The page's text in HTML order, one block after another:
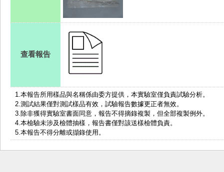
查看報告
1.本報告所用樣品與名稱係由委方提供，本實驗室僅負責試驗分析。
2.測試結果僅對測試樣品有效，試驗報告數據更正者無效。
3.除非獲得實驗室書面同意，報告不得摘錄複製，但全部複製例外。
4.本檢驗未涉及檢體抽樣，報告書僅對該送樣檢體負責。
5.本報告不得分離或擷錄使用。